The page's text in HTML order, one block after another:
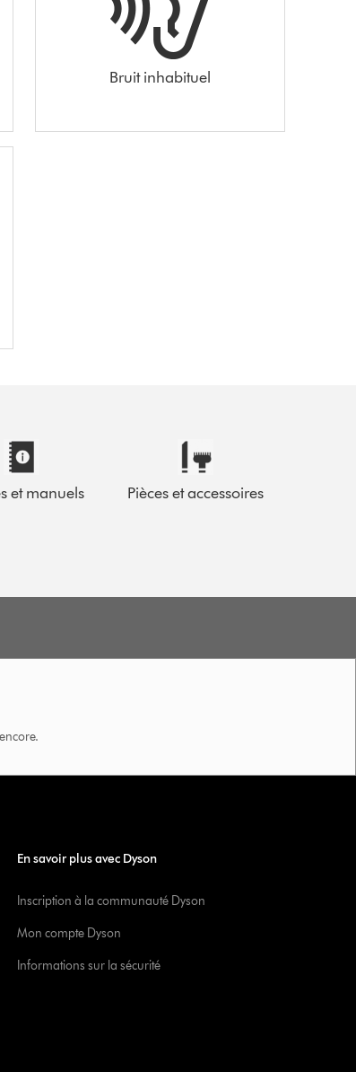
Bruit inhabituel
et manuels Pièces et accessoires
En savoir plus avec Dyson
Inscription à la communauté Dyson
Mon compte Dyson
Informations sur la sécurité